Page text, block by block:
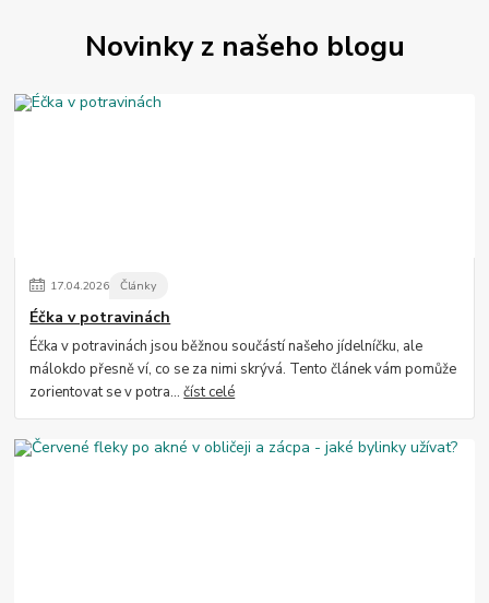
Novinky z našeho blogu
17.04.2026 Články
Éčka v potravinách
Éčka v potravinách jsou běžnou součástí našeho jídelníčku, ale
málokdo přesně ví, co se za nimi skrývá. Tento článek vám pomůže
zorientovat se v potra...číst celé